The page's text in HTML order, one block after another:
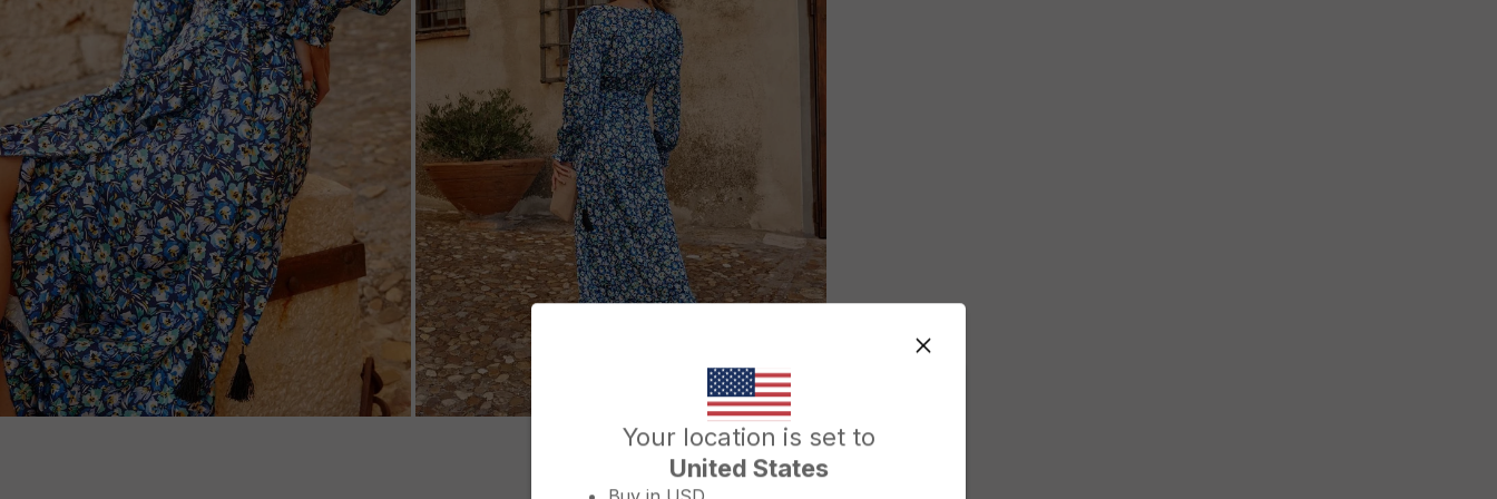
Your location is set to
United States
Change country/region